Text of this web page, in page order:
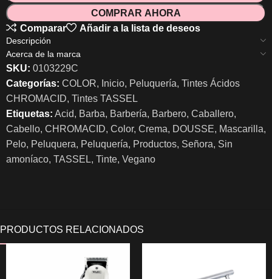
COMPRAR AHORA
Comparar
Añadir a la lista de deseos
Descripción
Acerca de la marca
SKU: 0103229C
Categorías: COLOR, Inicio, Peluquería, Tintes Ácidos
CHROMACID, Tintes TASSEL
Etiquetas: Acid, Barba, Barbería, Barbero, Caballero,
Cabello, CHROMACID, Color, Crema, DOUSSE, Mascarilla,
Pelo, Peluquera, Peluquería, Productos, Señora, Sin
amoníaco, TASSEL, Tinte, Vegano